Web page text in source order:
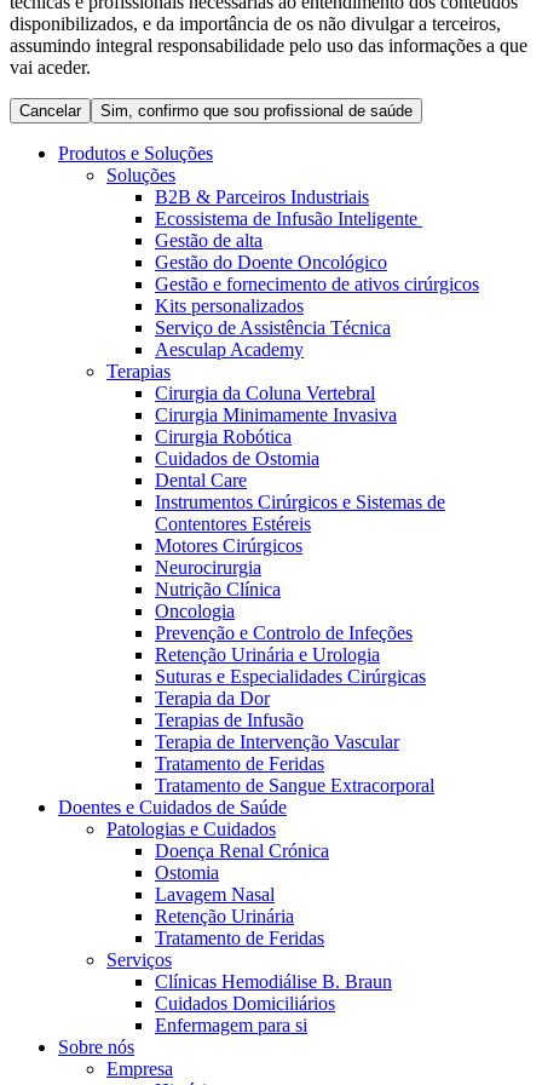
Terapias
Catálogo de Produtos
Encontre o produto que procura. Visite o catálogo de produtos
da B. Braun com o nosso portfólio completo.
Coordenamos os seus cuidados médicos quando recebe alta
do hospital. Para mais informações, visite a nossa página de
cuidados domiciliários.
Contactos
Centro de Inovação
Vamos impulsionar juntos a inovação na tecnologia médica.
Saiba mais sobre o nosso centro de inovação e apresente a sua
Em diálogo com a B. Braun. Entre em contacto connosco
disponibilizados, e da importância de os não divulgar a terceiros,
assumindo integral responsabilidade pelo uso das informações a que
vai aceder.
Cancelar Sim, confirmo que sou profissional de saúde
Produtos e Soluções
Soluções
B2B & Parceiros Industriais
Ecossistema de Infusão Inteligente
Gestão de alta
Gestão do Doente Oncológico
Gestão e fornecimento de ativos cirúrgicos
Kits personalizados
Serviço de Assistência Técnica
Aesculap Academy
Terapias
Cirurgia da Coluna Vertebral
Cirurgia Minimamente Invasiva
Cirurgia Robótica
Cuidados de Ostomia
Dental Care
Instrumentos Cirúrgicos e Sistemas de
Contentores Estéreis
Motores Cirúrgicos
Neurocirurgia
Nutrição Clínica
Oncologia
Prevenção e Controlo de Infeções
Retenção Urinária e Urologia
Suturas e Especialidades Cirúrgicas
Terapia da Dor
Terapias de Infusão
Terapia de Intervenção Vascular
Tratamento de Feridas
Tratamento de Sangue Extracorporal
Doentes e Cuidados de Saúde
Patologias e Cuidados
Doença Renal Crónica
Ostomia
Lavagem Nasal
Retenção Urinária
Tratamento de Feridas
Serviços
Clínicas Hemodiálise B. Braun
Cuidados Domiciliários
Enfermagem para si
Sobre nós
Empresa